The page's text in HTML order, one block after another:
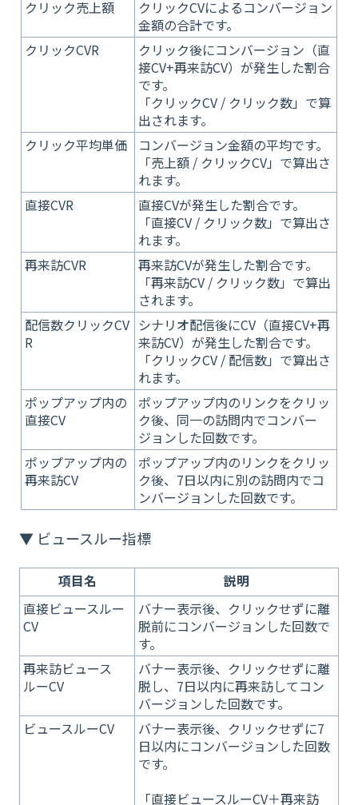
クリック売上額
クリックCVによるコンバージョン
金額の合計です。
クリックCVR
クリック後にコンバージョン（直
接CV+再来訪CV）が発生した割合
です。
「クリックCV / クリック数」で算
出されます。
クリック平均単価
コンバージョン金額の平均です。
「売上額 / クリックCV」で算出さ
れます。
直接CVR
直接CVが発生した割合です。
「直接CV / クリック数」で算出さ
れます。
再来訪CVR
再来訪CVが発生した割合です。
「再来訪CV / クリック数」で算出
されます。
配信数クリックCV
R
シナリオ配信後にCV（直接CV+再
来訪CV）が発生した割合です。
「クリックCV / 配信数」で算出さ
れます。
ポップアップ内の
直接CV
ポップアップ内のリンクをクリッ
ク後、同一の訪問内でコンバー
ジョンした回数です。
ポップアップ内の
再来訪CV
ポップアップ内のリンクをクリッ
ク後、7日以内に別の訪問内でコ
ンバージョンした回数です。
▼ ビュースルー指標
項目名
説明
直接ビュースルー
CV
バナー表示後、クリックせずに離
脱前にコンバージョンした回数で
す。
再来訪ビュース
ルーCV
バナー表示後、クリックせずに離
脱し、7日以内に再来訪してコン
バージョンした回数です。
ビュースルーCV
バナー表示後、クリックせずに7
日以内にコンバージョンした回数
です。
「直接ビュースルーCV＋再来訪